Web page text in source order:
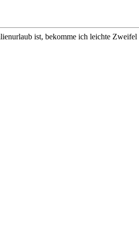
ist, bekomme ich leichte